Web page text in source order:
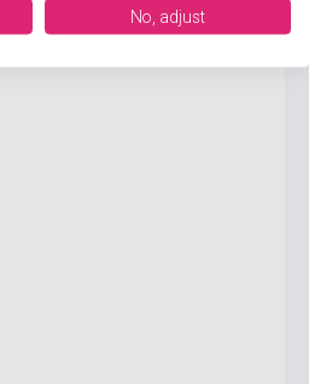
No, adjust